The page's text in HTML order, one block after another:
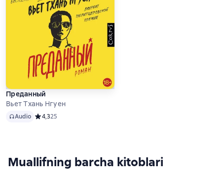
Преданный
Вьет Тхань Нгуен
AudioAudio Средний рейтинг 4,3 на основе 25 оценок
4,325
Muallifning barcha kitoblari